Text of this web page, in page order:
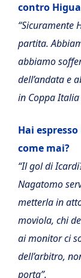
contro
“Sicuramente
partita.
abbiamo
dell’andata e
in Coppa
Hai
come mai?
“Il gol di
Nagatomo
metterla in
moviola, chi
ai monitor ci
dell’arbitro,
porta”.